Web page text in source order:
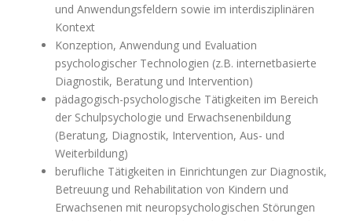
selbstständiger
oder
leitender
Tätigkeiten
Bereichen
Gesundheits-
Sozialwesen,
und Anwendungsfeldern sowie im interdisziplinären
Kontext
Konzeption, Anwendung und Evaluation
psychologischer Technologien (z.B. internetbasierte
Diagnostik, Beratung und Intervention)
pädagogisch-psychologische Tätigkeiten im Bereich
der Schulpsychologie und Erwachsenenbildung
(Beratung, Diagnostik, Intervention, Aus- und
Weiterbildung)
berufliche Tätigkeiten in Einrichtungen zur Diagnostik,
Betreuung und Rehabilitation von Kindern und
Erwachsenen mit neuropsychologischen Störungen